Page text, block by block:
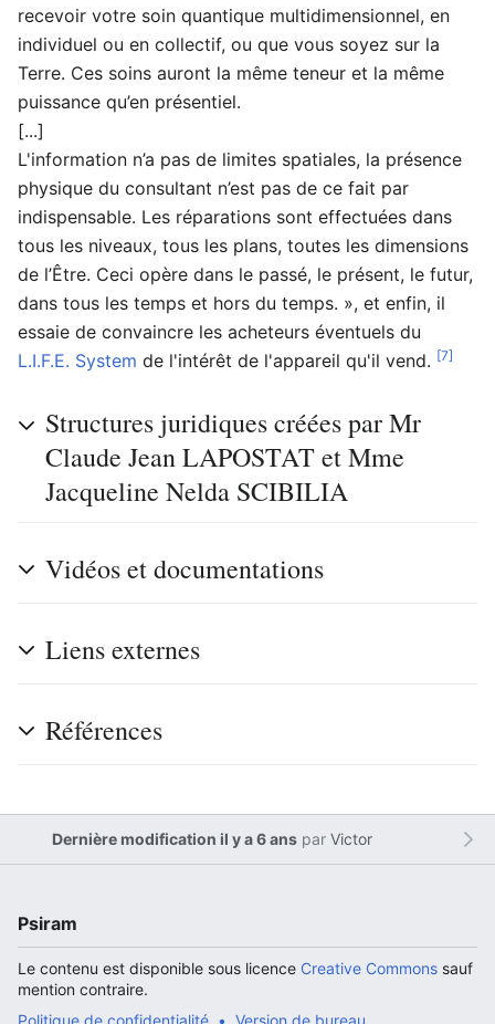
recevoir votre soin quantique multidimensionnel, en
individuel ou en collectif, ou que vous soyez sur la
Terre. Ces soins auront la même teneur et la même
puissance qu’en présentiel.
[...]
L'information n’a pas de limites spatiales, la présence
physique du consultant n’est pas de ce fait par
indispensable. Les réparations sont effectuées dans
tous les niveaux, tous les plans, toutes les dimensions
de l’Être. Ceci opère dans le passé, le présent, le futur,
dans tous les temps et hors du temps. », et enfin, il
essaie de convaincre les acheteurs éventuels du
L.I.F.E. System de l'intérêt de l'appareil qu'il vend. [7]
Structures juridiques créées par Mr
Claude Jean LAPOSTAT et Mme
Jacqueline Nelda SCIBILIA
Vidéos et documentations
Liens externes
Références
Dernière modification il y a 6 anspar Victor
Psiram
Le contenu est disponible sous licence Creative Commons sauf
mention contraire.
Politique de confidentialité
Version de bureau